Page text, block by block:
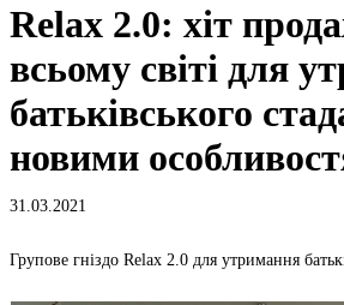
Relax 2.0: хіт
всьому світі для
батьківського
новими
31.03.2021
Групове гніздо Relax 2.0 для утримання